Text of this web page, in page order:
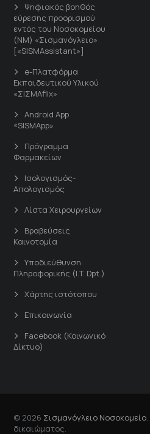
Ψηφιακός βοηθός
εύρεσης προορισμού
εντός του Νοσοκομείου
(ΝΜ) «Σισμανόγλειο»
[«SISMAssistant»]
e-Πλατφόρμα
Εκπαιδευτικού Υλικού
«ΣΙΣΜΑflix»
Android App
«SISMApp»
Πρόγραμμα
Φαρμακείων
Ισολογισμός-
Απολογισμός
Λίστα Χειρουργείων
Βραβεύσεις
Καινοτομία
Υποδιεύθυνση
Πληροφορικής (I.T. Dpt.)
Χάρτης ιστότοπου
Επικοινωνία
Facebook (Κοινωνικό
Δίκτυο)
© 2026 Σισμανόγλειο Νοσοκομείο
δικαιώματος.